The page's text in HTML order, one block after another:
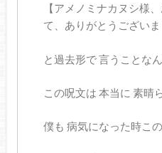
【アメノミナカヌシ様
て、ありがとうございま
と過去形で 言うことな
この呪文は 本当に 素晴
僕も 病気になった時こ